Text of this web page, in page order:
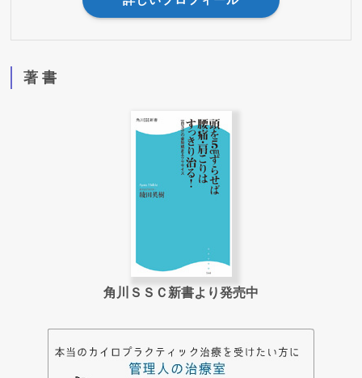
著 書
角川ＳＳＣ新書より発売中